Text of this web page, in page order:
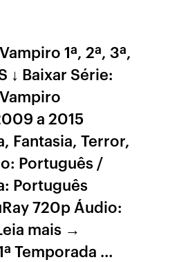
1ª, 2ª, 3ª,
↓ Baixar Série:
a 2015
Fantasia, Terror,
Português /
Português
720p Áudio:
mais →
Temporada …